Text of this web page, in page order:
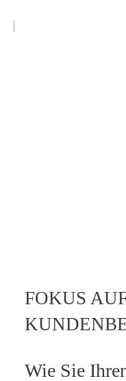
FOKUS
Wie Sie